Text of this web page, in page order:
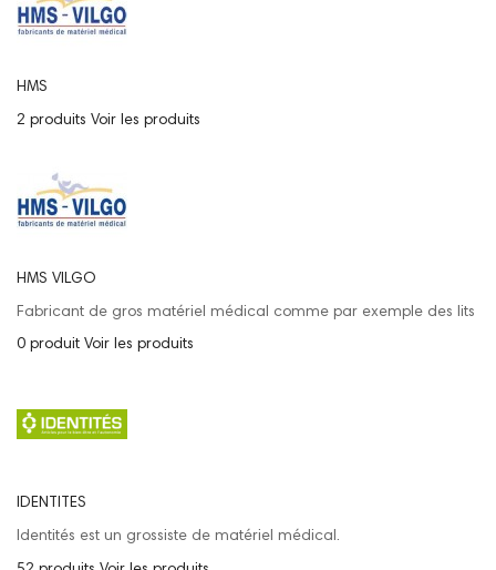
HMS
2 produits Voir les produits
HMS VILGO
Fabricant de gros matériel médical comme par exemple des lits
0 produit Voir les produits
IDENTITES
Identités est un grossiste de matériel médical.